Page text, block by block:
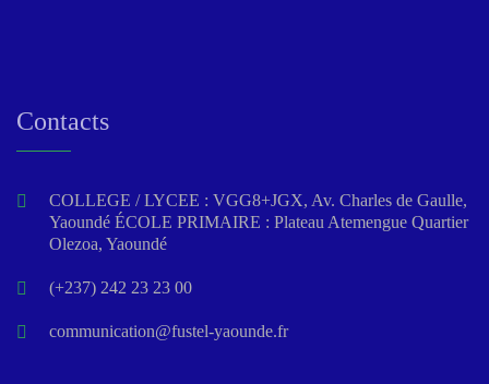
Contacts
COLLEGE / LYCEE : VGG8+JGX, Av. Charles de Gaulle,
Yaoundé ÉCOLE PRIMAIRE : Plateau Atemengue Quartier
Olezoa, Yaoundé
(+237) 242 23 23 00
communication@fustel-yaounde.fr